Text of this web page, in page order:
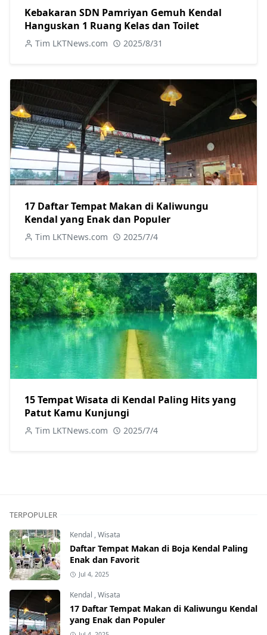
Kebakaran SDN Pamriyan Gemuh Kendal
Hanguskan 1 Ruang Kelas dan Toilet
Tim LKTNews.com 2025/8/31
17 Daftar Tempat Makan di Kaliwungu
Kendal yang Enak dan Populer
Tim LKTNews.com 2025/7/4
15 Tempat Wisata di Kendal Paling Hits yang
Patut Kamu Kunjungi
Tim LKTNews.com 2025/7/4
TERPOPULER
Kendal ,Wisata
Daftar Tempat Makan di Boja Kendal Paling
Enak dan Favorit
Jul 4, 2025
Kendal ,Wisata
17 Daftar Tempat Makan di Kaliwungu Kendal
yang Enak dan Populer